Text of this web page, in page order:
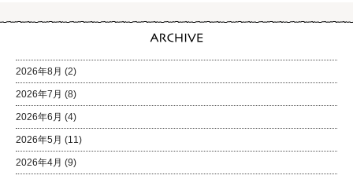
2026年8月 (2)
2026年7月 (8)
2026年6月 (4)
2026年5月 (11)
2026年4月 (9)